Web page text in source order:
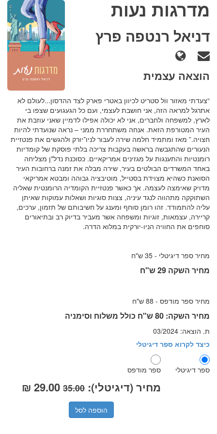
מדרגות נעות
דניאל רנטפה פרץ
הוצאה עצמית
“צעדתי מאזור ווֹל סטריט לכיוון באטרי פארק לצד ההדסון...לעולם לא
אתרגל למראה הזה, אני חושבת לעצמי, ועם כל הגעגועים שצפו בי
לארץ, למשפחה ולחברים, אני לא יכולה אפילו לדמיין שאני עוזבת את
העיר המטורפת הזאת. אנחה משתחררת ממני – נראה שנועדתי להיות
חצויה.” מאז ומתמיד חלמה שירה לעבור לניו־יורק ולהגשים את פנטזיית
הנעורים שהתגבשה בראשה בעקבות צריכה בלתי פוסקת של קומדיות
רומנטיות והתענגות על מגזינים אמריקאיים. כסוכנת נדל"ן מצליחה
באחד המשרדים הבולטים בעיר, שירה מבלה את זמנה ברחובות העיר
הסואנת כשהיא מצוידת בסטייל, מוטיבציה גבוהה ומבטא אמריקאי
מדויק שאימצה לעצמה. אך כאשר פנטזיית הקומדיה הרומנטית שאליה
השתוקקה מתהווה לנגד עיניה, צצות סוגיות ושאלות עמוקות שאיתן
עליה להתמודד. זהו רומן סוחף ומענג על חשיבותם של תזמון, ערכים,
קריירה, עצמאות, זוגיות ומשפחה אשר מעביר בדיוק רב ובתיאורים
סוחפים את החוויה הניו-יורקית במלוא הדרה.
מחיר ספר דיגיטלי - 35 ש"ח
מחיר השקה 29 ש"ח
מחיר ספר מודפס - 88 ש"ח
מחיר השקה: 80 ש"ח כולל משלוח וסימניה
ת. הוצאה: 03/2024
כיצד לקרוא ספר דיגיטלי
ספר דיגיטלי ספר מודפס
מחיר (דיגיטלי): 35.00
29.00
₪